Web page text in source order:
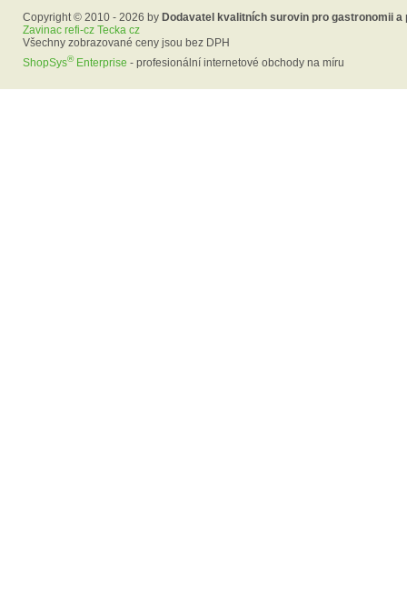
Copyright © 2010 - 2026 by Dodavatel kvalitních surovin pro gastronomii
Zavinac refi-cz Tecka cz
Všechny zobrazované ceny jsou bez DPH
ShopSys®Enterprise - profesionální internetové obchody na míru